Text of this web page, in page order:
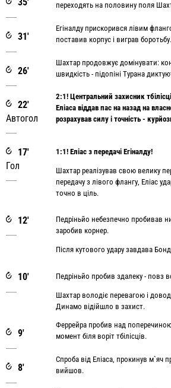
переходять на половину поля
31'
Егіналду прискорився лівим
поставив корпус і виграв боротьбу.
26'
Шахтар продовжує домінувати:
швидкість - підопіні Турана
22'
Автогол
2:1! Центральний захисник
Еліаса віддав пас на назад на
розрахував силу і точність -
17'
Гол
1:1! Еліас з передачі Егіналду!
Шахтар реалізував свою велику
передачу з лівого флангу, Еліас
точно в ціль.
12'
Педріньйо небезпечно пробивав
заробив корнер.
Після кутового удару завдава
10' Педріньйо пробив здалеку - повз
Шахтар володіє перевагою і
Динамо відійшло в захист.
9'
Феррейра пробив над
момент біля воріт тбілісців.
8'
Спроба від Еліаса, прокинув м`яч
вийшов.